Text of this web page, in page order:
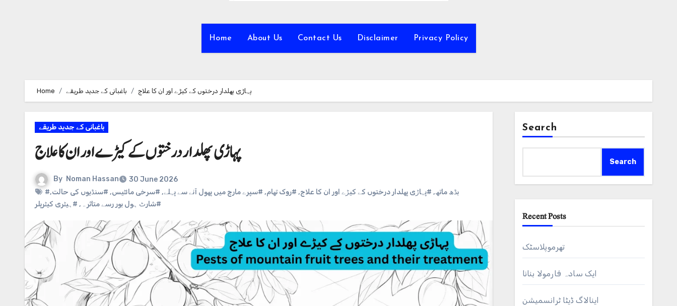
Home About Us Contact Us Disclaimer Privacy Policy
Home باغبانی کے جدید طریقے پہاڑی پھلدار درختوں کے کیڑے اور ان کا علاج
باغبانی کے جدید طریقے
پہاڑی پھلدار درختوں کے کیڑے اور ان کا علاج
By Noman Hassan
30 June 2026
#بڈھ ماتھ, #پہاڑی پھلدار درختوں کے کیڑے اور ان کا علاج, #روک تھام, #سپرے مارچ میں پھول آنے سے پہلے, #سرخی مائٹیس, #سنڈیوں کی حالت,
#شارٹ ہول بور رسے متاثر ہ , #ہیٹری کیٹرپلر
Search
Search
Recent Posts
تھرموپلاسٹک
ایک سادہ فارمولا بنانا
اینالاگ ڈیٹا ٹرانسمیشن